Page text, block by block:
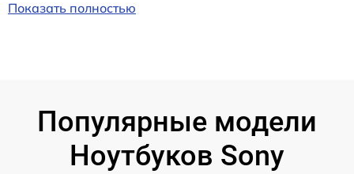
Показать полностью
Популярные модели
Ноутбуков Sony